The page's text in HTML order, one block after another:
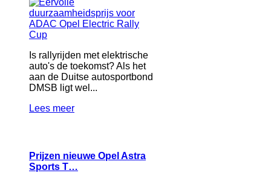
Is rallyrijden met elektrische
auto's de toekomst? Als het
aan de Duitse autosportbond
DMSB ligt wel...
Lees meer
Prijzen nieuwe Opel Astra
Sports T…